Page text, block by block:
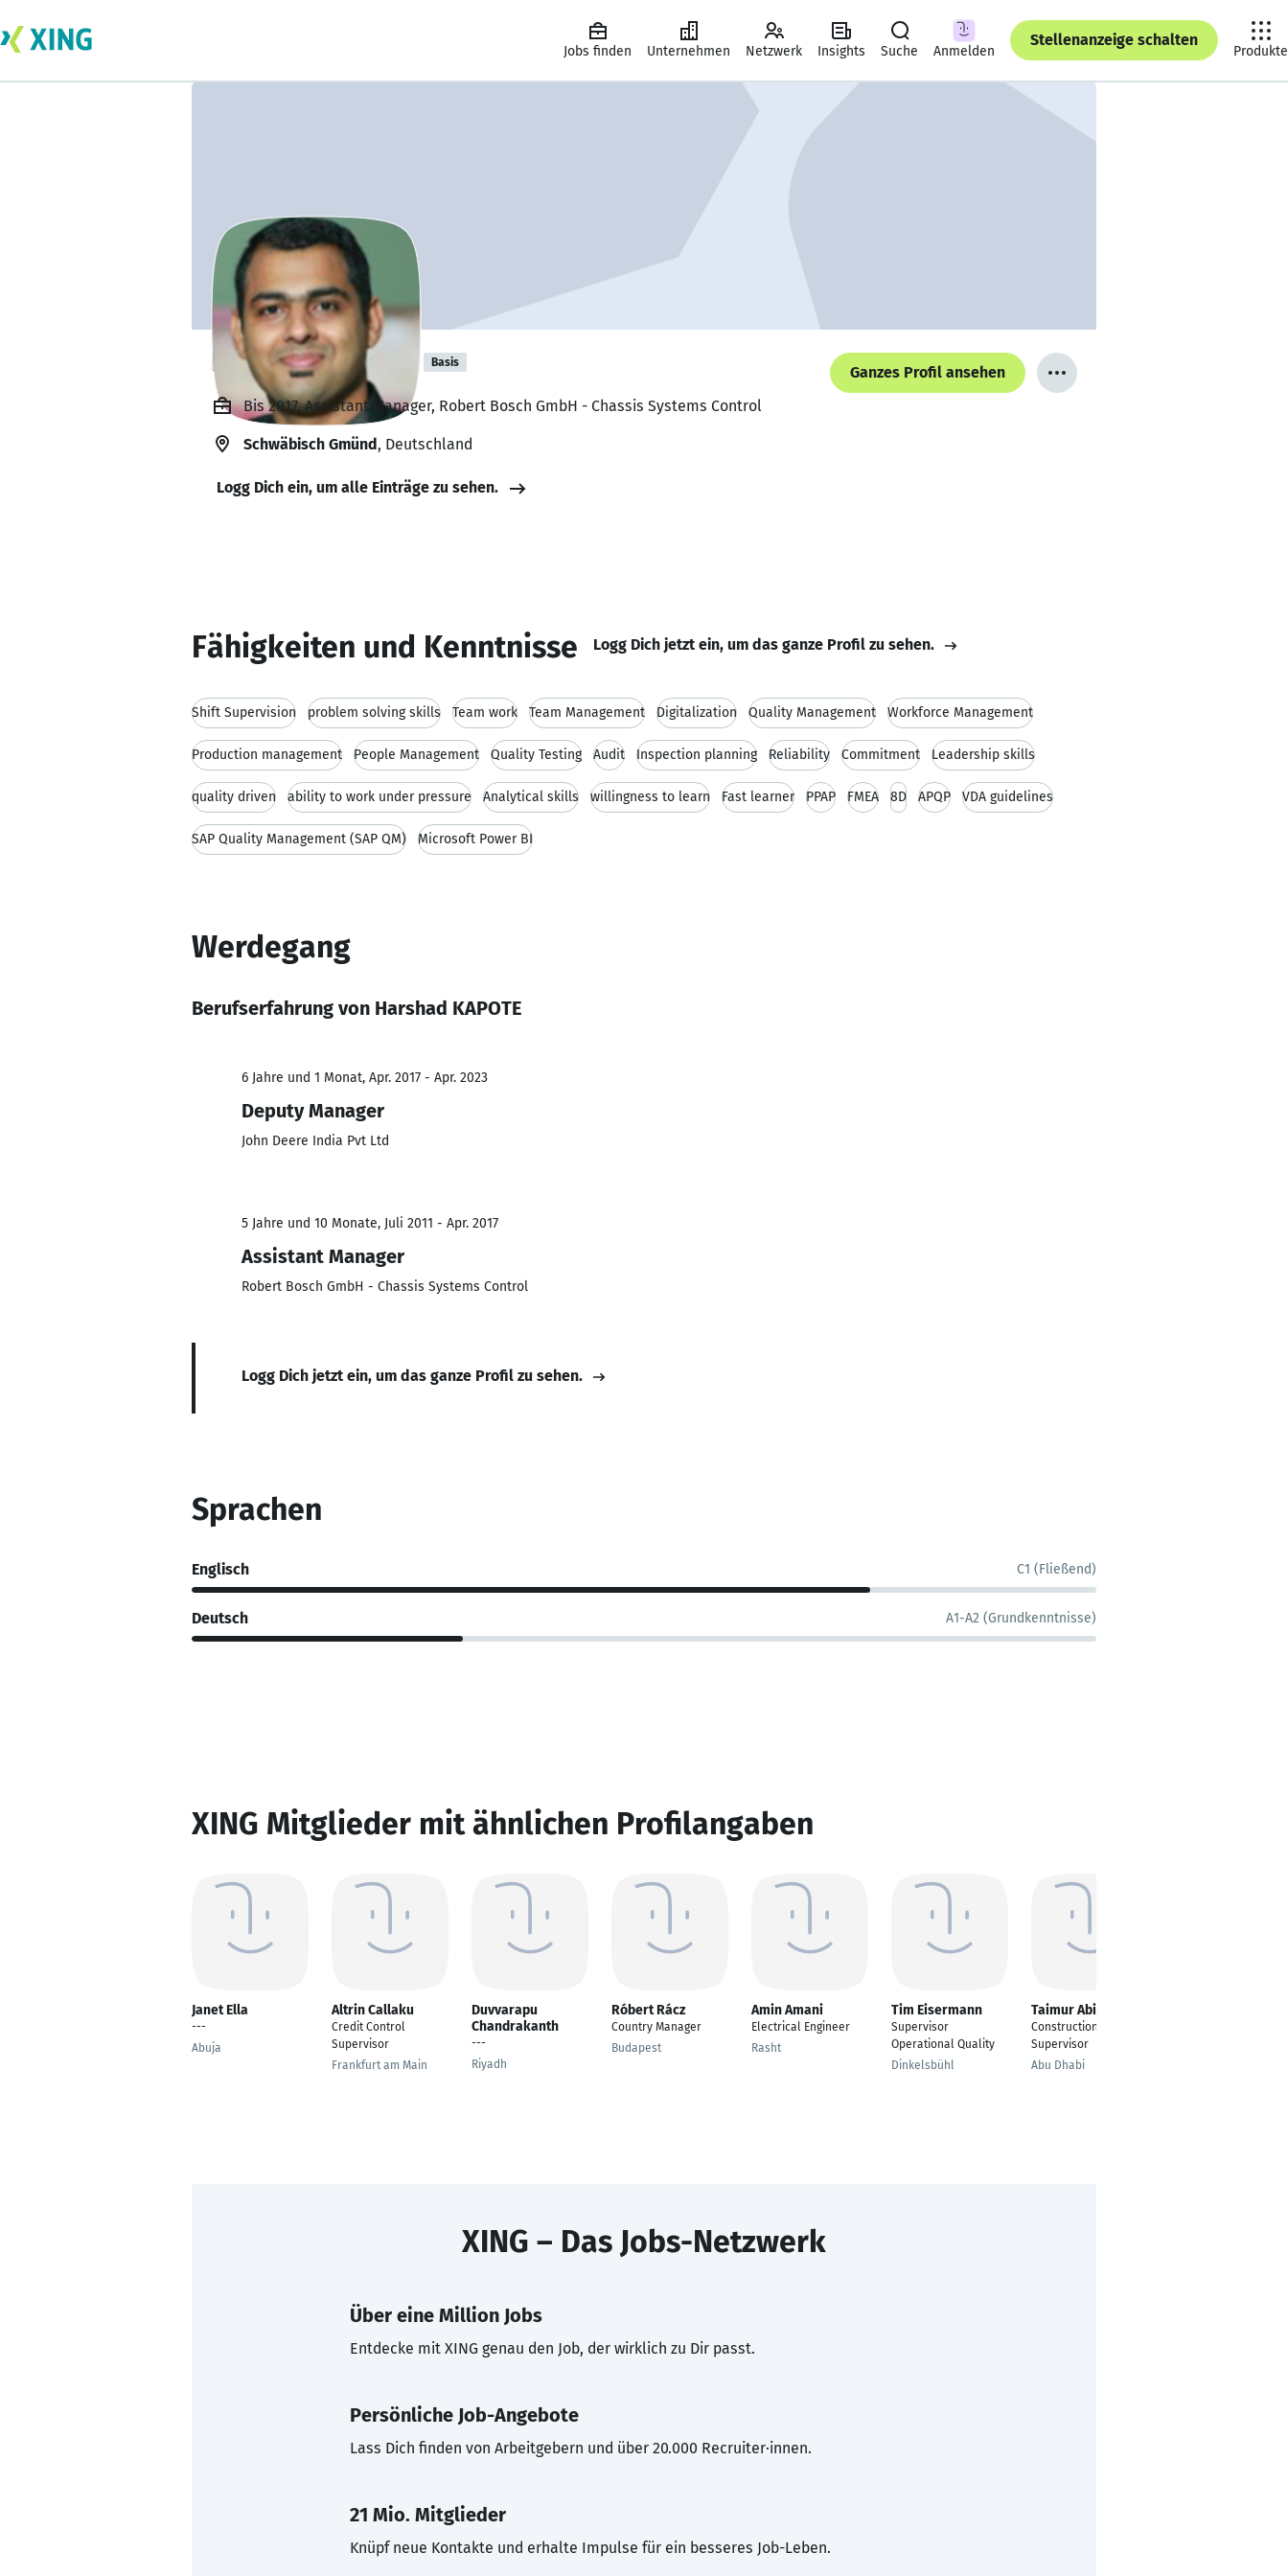
Jobs finden Unternehmen Netzwerk Insights Suche Anmelden
Stellenanzeige schalten
Produkte
Harshad KAPOTE Basis
Ganzes Profil ansehen
Bis 2017, Assistant Manager, Robert Bosch GmbH - Chassis Systems Control
Schwäbisch Gmünd, Deutschland
Logg Dich ein, um alle Einträge zu sehen.
Fähigkeiten und Kenntnisse Logg Dich jetzt ein, um das ganze Profil zu sehen.
Shift Supervision problem solving skills Team work Team Management Digitalization Quality Management Workforce Management
Production management People Management Quality Testing Audit Inspection planning Reliability Commitment Leadership skills
quality driven ability to work under pressure Analytical skills willingness to learn Fast learner PPAP FMEA 8D APQP VDA guidelines
SAP Quality Management (SAP QM) Microsoft Power BI
Werdegang
Berufserfahrung von Harshad KAPOTE
6 Jahre und 1 Monat, Apr. 2017 - Apr. 2023
Deputy Manager
John Deere India Pvt Ltd
5 Jahre und 10 Monate, Juli 2011 - Apr. 2017
Assistant Manager
Robert Bosch GmbH - Chassis Systems Control
Logg Dich jetzt ein, um das ganze Profil zu sehen.
Sprachen
Englisch C1 (Fließend)
Deutsch A1-A2 (Grundkenntnisse)
XING Mitglieder mit ähnlichen Profilangaben
Janet Ella
---
Abuja
Altrin Callaku
Credit Control
Supervisor
Frankfurt am Main
Duvvarapu
Chandrakanth
---
Riyadh
Róbert Rácz
Country Manager
Budapest
Amin Amani
Electrical Engineer
Rasht
Tim Eisermann
Supervisor
Operational Quality
Dinkelsbühl
Taimur Abid
Construction Site
Supervisor
Abu Dhabi
XING – Das Jobs-Netzwerk
Über eine Million Jobs
Entdecke mit XING genau den Job, der wirklich zu Dir passt.
Persönliche Job-Angebote
Lass Dich finden von Arbeitgebern und über 20.000 Recruiter·innen.
21 Mio. Mitglieder
Knüpf neue Kontakte und erhalte Impulse für ein besseres Job-Leben.